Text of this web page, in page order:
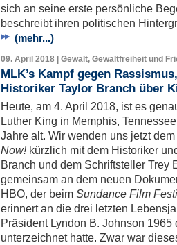
sich an seine erste persönliche
beschreibt ihren politischen
(mehr...)
09. April 2018 | Gewalt, Gewaltfreiheit und
MLK’s Kampf gegen
Historiker Taylor Branch über
Heute, am 4. April 2018, ist es
Luther King in Memphis,
Jahre alt. Wir wenden uns jetzt
Now!kürzlich mit dem Historiker
Branch und dem Schriftsteller Trey
gemeinsam an dem neuen
HBO, der beim Sundance Film
erinnert an die drei letzten
Präsident Lyndon B. Johnson 1965
unterzeichnet hatte. Zwar war